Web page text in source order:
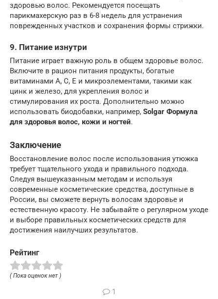
здоровью волос. Рекомендуется посещать
парикмахерскую раз в 6-8 недель для устранения
поврежденных участков и сохранения формы стрижки.
9. Питание изнутри
Питание играет важную роль в общем здоровье волос.
Включите в рацион питания продукты, богатые
витаминами A, C, E и микроэлементами, такими как
цинк и железо, для укрепления волос и
стимулирования их роста. Дополнительно можно
использовать биодобавки, например, Solgar Формула
для здоровья волос, кожи и ногтей.
Заключение
Восстановление волос после использования утюжка
требует тщательного ухода и правильного подхода.
Следуя вышеуказанным методам и используя
современные косметические средства, доступные в
России, вы сможете вернуть волосам здоровье и
естественную красоту. Не забывайте о регулярном уходе
и выборе правильных косметических средств для
достижения наилучших результатов.
Рейтинг
( Пока оценок нет )
1